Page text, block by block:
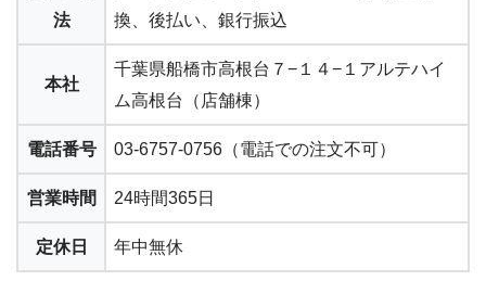
法
換、後払い、銀行振込
本社
千葉県船橋市高根台７−１４−１アルテハイ
ム高根台（店舗棟）
電話番号 03-6757-0756（電話での注文不可）
営業時間 24時間365日
定休日 年中無休